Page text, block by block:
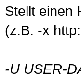
Stellt einen
(z.B. -x
-U USER-